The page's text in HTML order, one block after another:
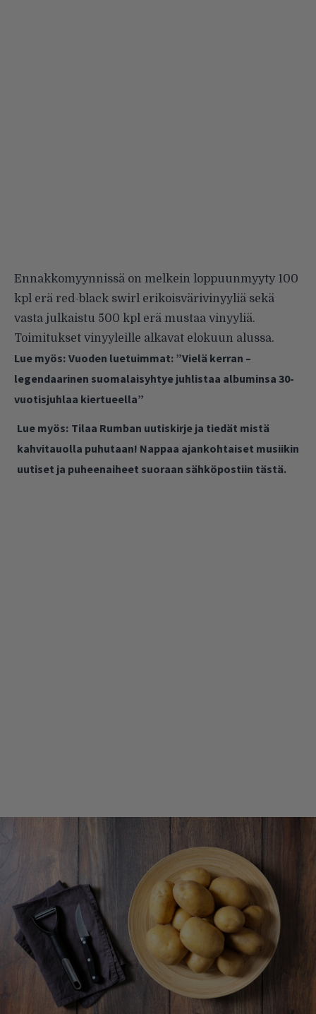
Ennakkomyynnissä on melkein loppuunmyyty 100
kpl erä red-black swirl erikoisvärivinyyliä sekä
vasta julkaistu 500 kpl erä mustaa vinyyliä.
Toimitukset vinyyleille alkavat elokuun alussa.
Lue myös: Vuoden luetuimmat: ”Vielä kerran –
legendaarinen suomalaisyhtye juhlistaa albuminsa 30-
vuotisjuhlaa kiertueella”
Lue myös: Tilaa Rumban uutiskirje ja tiedät mistä
kahvitauolla puhutaan! Nappaa ajankohtaiset musiikin
uutiset ja puheenaiheet suoraan sähköpostiin tästä.